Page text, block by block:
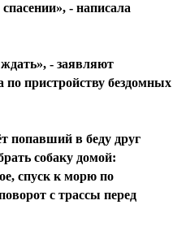
- написала
- заявляют
по пристройству бездомных
попавший в беду друг
собаку домой:
спуск к морю по
с трассы перед